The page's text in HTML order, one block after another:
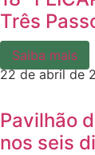
Três
Saiba mais
22 de abril de
Pavilhão
nos seis